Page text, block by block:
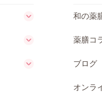
和の薬
薬膳コ
ブログ
オンラ